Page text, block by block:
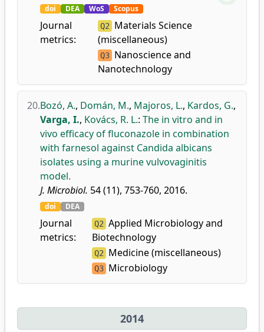
doi DEA WoS Scopus
Journal
metrics:
Q2 Materials Science
(miscellaneous)
Q3 Nanoscience and
Nanotechnology
20.Bozó, A., Domán, M., Majoros, L., Kardos, G.,
Varga, I., Kovács, R. L.: The in vitro and in
vivo efficacy of fluconazole in combination
with farnesol against Candida albicans
isolates using a murine vulvovaginitis
model.
J. Microbiol. 54 (11), 753-760, 2016.
doi DEA
Journal
metrics:
Q2 Applied Microbiology and
Biotechnology
Q2 Medicine (miscellaneous)
Q3 Microbiology
2014